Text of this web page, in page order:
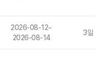
2026-08-12~
2026-08-14
3일